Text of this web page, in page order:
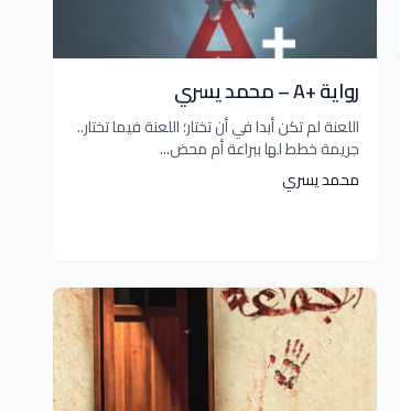
رواية +A – محمد يسري
اللعنة لم تكن أبدا في أن تختار؛ اللعنة فيما تختار..
جريمة خطط لها ببراعة أم محض...
محمد يسري